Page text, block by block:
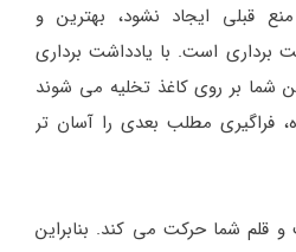
قبلی ایجاد نشود، بهترین و
برداری است. با یادداشت برداری
شما بر روی کاغذ تخلیه می شوند
فراگیری مطلب بعدی را آسان تر
قلم شما حرکت می کند. بنابراین